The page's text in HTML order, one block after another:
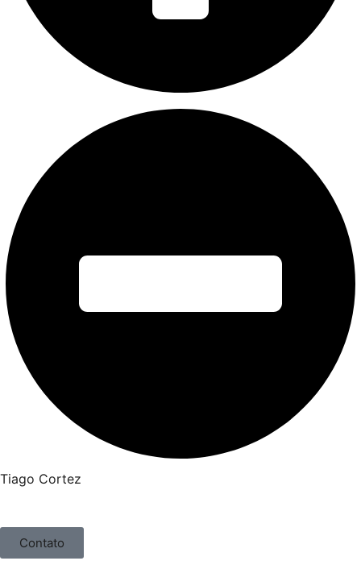
Tiago Cortez
Contato